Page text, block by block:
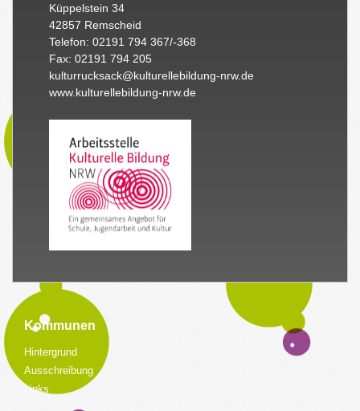
Küppelstein 34
42857 Remscheid
Telefon: 02191 794 367/-368
Fax: 02191 794 205
kulturrucksack@kulturellebildung-nrw.de
www.kulturellebildung-nrw.de
Kommunen
Hintergrund
Ausschreibung
Links